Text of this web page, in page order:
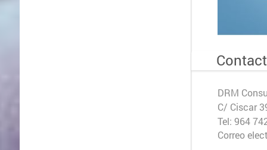
DRM
C/ Ciscar
Tel: 964
Correo